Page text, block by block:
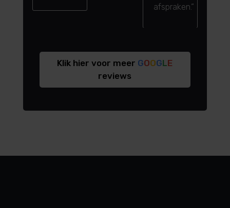
afspraken.”
Klik hier voor meer GOOGLE
reviews